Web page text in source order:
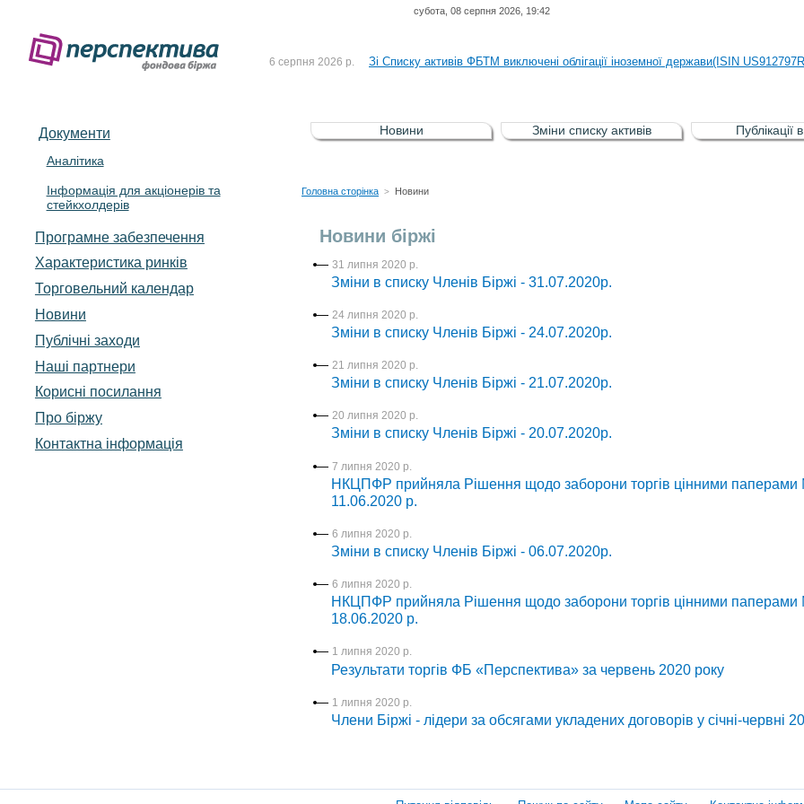
субота, 08 серпня 2026, 19:42
До Списку активів регульованого фондового ринку (РФР) включена
6 серпня 2026 р. Зі Списку активів ФБТМ виключені облігації іноземної держави(ISIN
5 серпня 2026 р. Зі списку активів РФР виключені Облігація внутрішніх державних позик
4 серпня 2026 р. До Списку активів регульованого фондового ринку (РФР) включена
Документи
Аналітика
Інформація для акціонерів та
стейкхолдерів
Програмне забезпечення
Характеристика pинків
Торговельний календар
Новини
Публічні заходи
Наші партнери
Корисні посилання
Про біржу
Контактна інформація
Новини Зміни списку активів Публікації
Головна сторінка > Новини
Новини біржі
31 липня 2020 р.
Зміни в списку Членів Біржі - 31.07.2020р.
24 липня 2020 р.
Зміни в списку Членів Біржі - 24.07.2020р.
21 липня 2020 р.
Зміни в списку Членів Біржі - 21.07.2020р.
20 липня 2020 р.
Зміни в списку Членів Біржі - 20.07.2020р.
7 липня 2020 р.
НКЦПФР прийняла Рішення щодо заборони торгів цінними паперами
11.06.2020 р.
6 липня 2020 р.
Зміни в списку Членів Біржі - 06.07.2020р.
6 липня 2020 р.
НКЦПФР прийняла Рішення щодо заборони торгів цінними паперами
18.06.2020 р.
1 липня 2020 р.
Результати торгів ФБ «Перспектива» за червень 2020 року
1 липня 2020 р.
Члени Біржі - лідери за обсягами укладених договорів у січні-червні